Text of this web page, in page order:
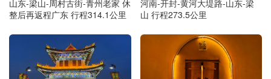
山东-梁山-周村古街-青州老家 休
整后再返程广东 行程314.1公里
河南-开封-黄河大堤路-山东-梁
山 行程273.5公里